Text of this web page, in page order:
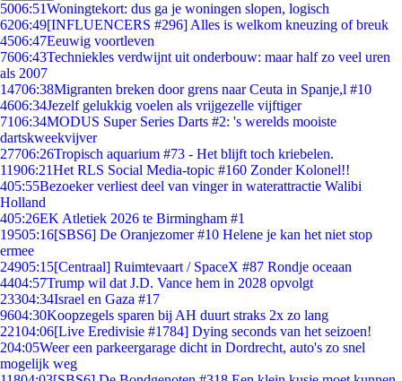
5006:51Woningtekort: dus ga je woningen slopen, logisch
6206:49[INFLUENCERS #296] Alles is welkom kneuzing of breuk
4506:47Eeuwig voortleven
7606:43Techniekles verdwijnt uit onderbouw: maar half zo veel uren
als 2007
14706:38Migranten breken door grens naar Ceuta in Spanje,l #10
4606:34Jezelf gelukkig voelen als vrijgezelle vijftiger
7106:34MODUS Super Series Darts #2: 's werelds mooiste
dartskweekvijver
27706:26Tropisch aquarium #73 - Het blijft toch kriebelen.
11906:21Het RLS Social Media-topic #160 Zonder Kolonel!!
405:55Bezoeker verliest deel van vinger in waterattractie Walibi
Holland
405:26EK Atletiek 2026 te Birmingham #1
19505:16[SBS6] De Oranjezomer #10 Helene je kan het niet stop
ermee
24905:15[Centraal] Ruimtevaart / SpaceX #87 Rondje oceaan
4404:57Trump wil dat J.D. Vance hem in 2028 opvolgt
23304:34Israel en Gaza #17
9604:30Koopzegels sparen bij AH duurt straks 2x zo lang
22104:06[Live Eredivisie #1784] Dying seconds van het seizoen!
204:05Weer een parkeergarage dicht in Dordrecht, auto's zo snel
mogelijk weg